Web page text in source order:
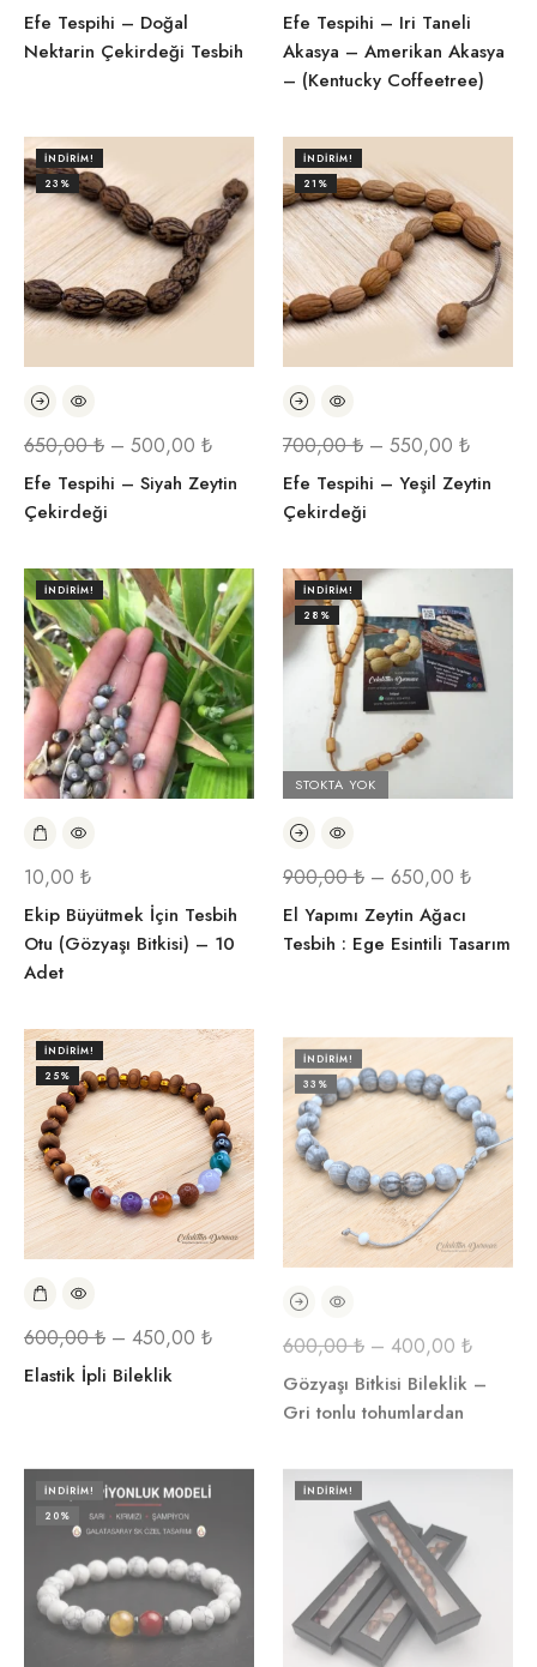
Efe Tespihi – Doğal
Nektarin Çekirdeği Tesbih
Efe Tespihi – Iri Taneli
Akasya – Amerikan Akasya
– (Kentucky Coffeetree)
İNDIRIM!
23%
650,00₺ – 500,00 ₺
Efe Tespihi – Siyah Zeytin
Çekirdeği
İNDIRIM!
21%
700,00₺ – 550,00 ₺
Efe Tespihi – Yeşil Zeytin
Çekirdeği
İNDIRIM!
10,00 ₺
Ekip Büyütmek İçin Tesbih
Otu (Gözyaşı Bitkisi) – 10
Adet
STOKTA YOK
İNDIRIM!
28%
900,00₺ – 650,00 ₺
El Yapımı Zeytin Ağacı
Tesbih : Ege Esintili Tasarım
İNDIRIM!
25%
600,00₺ – 450,00 ₺
Elastik İpli Bileklik
İNDIRIM!
33%
600,00 ₺ 400,00 ₺
Gözyaşı Bitkisi Bileklik –
Gri tonlu tohumlardan
İNDIRIM!
İNDIRIM!